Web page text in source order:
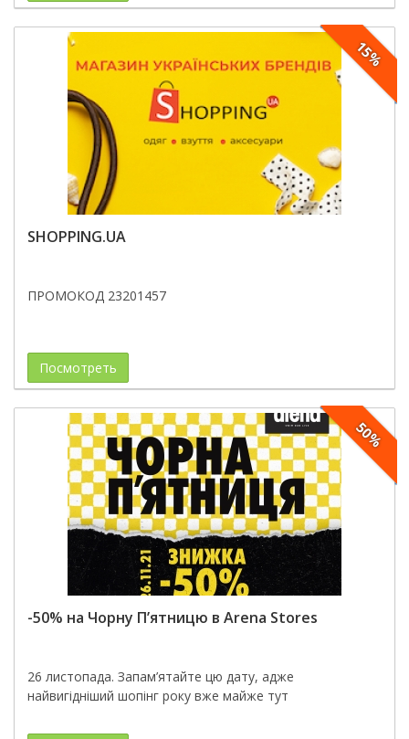
15%
SHOPPING.UA
ПРОМОКОД 23201457
Посмотреть
50%
-50% на Чорну П’ятницю в Arena Stores
26 листопада. Запам’ятайте цю дату, адже
найвигідніший шопінг року вже майже тут